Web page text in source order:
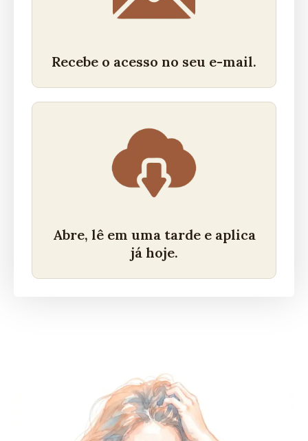
Recebe o acesso no seu e-mail.
Abre, lê em uma tarde e aplica
já hoje.